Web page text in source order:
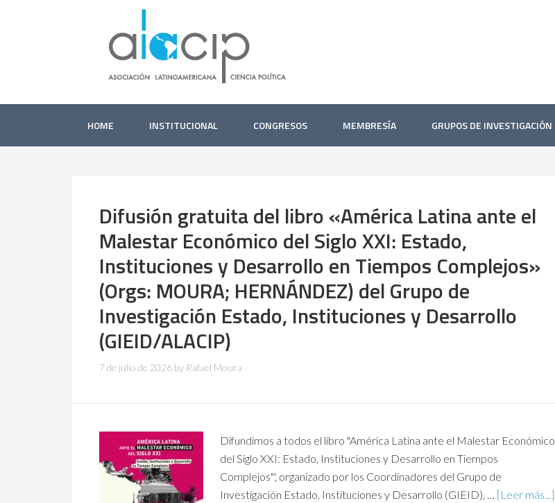
HOME INSTITUCIONAL CONGRESOS MEMBRESÍA GRUPOS DE INVESTIGACIÓN
Difusión gratuita del libro «América Latina ante el
Malestar Económico del Siglo XXI: Estado,
Instituciones y Desarrollo en Tiempos Complejos»
(Orgs: MOURA; HERNÁNDEZ) del Grupo de
Investigación Estado, Instituciones y Desarrollo
(GIEID/ALACIP)
7 de julio de 2026 by Rafael Moura
Difundimos a todos el libro "América Latina ante el Malestar Económico
del Siglo XXI: Estado, Instituciones y Desarrollo en Tiempos
Complejos"', organizado por los Coordinadores del Grupo de
Investigación Estado, Instituciones y Desarrollo (GIEID), … [Leer más...]